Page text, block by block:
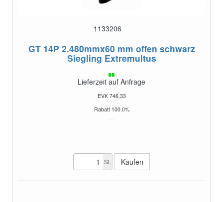
1133206
GT 14P 2.480mmx60 mm offen schwarz
Siegling Extremultus
Lieferzeit auf Anfrage
EVK 746,33
Rabatt 100,0%
St.